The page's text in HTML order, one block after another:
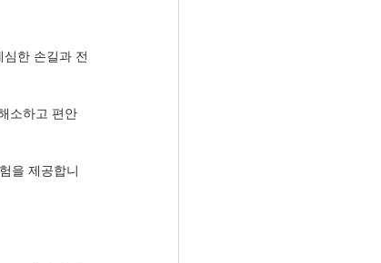
한 손길과 전
소하고 편안
을 제공합니